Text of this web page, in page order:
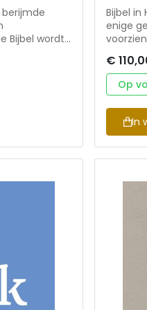
Bijbel wordt
heeft het
Bijbel in
enige
leer,
vorm in
een luxe,
door
€
Op
In